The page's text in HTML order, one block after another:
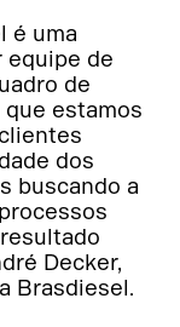
é uma
equipe de
de
estamos
dos
buscando a
Decker,
Brasdiesel.